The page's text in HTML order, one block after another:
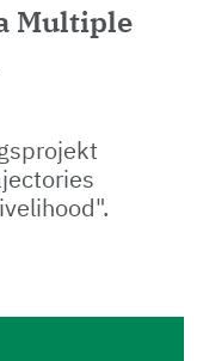
Multiple